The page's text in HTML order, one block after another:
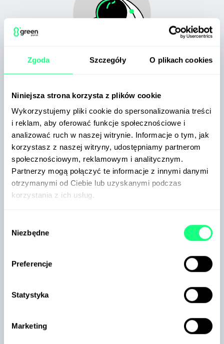
Zgoda Szczegóły O plikach cookies
Niniejsza strona korzysta z plików cookie
Wykorzystujemy pliki cookie do spersonalizowania treści
i reklam, aby oferować funkcje społecznościowe i
analizować ruch w naszej witrynie. Informacje o tym, jak
korzystasz z naszej witryny, udostępniamy partnerom
społecznościowym, reklamowym i analitycznym.
Partnerzy mogą połączyć te informacje z innymi danymi
otrzymanymi od Ciebie lub uzyskanymi podczas
korzystania z ich usług.
zgody
Niezbędne
Preferencje
Statystyka
Marketing
Nie dostajesz od nas przypadkowych linków, ale
najważniejszych wydarzeniach i trendach w
MarTechu.
Nie sprzedajemy Ci ploteczek z polskiego podwórka,